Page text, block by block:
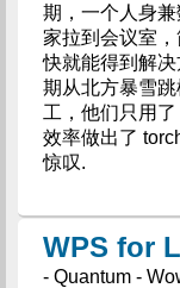
期，一个人身
家拉到会议室
快就能得到解
期从北方暴雪
工，他们只用
效率做出了
惊叹.
WPS for
- Quantum -